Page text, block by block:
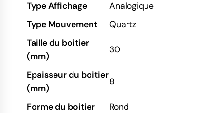
Type Affichage
Analogique
Type Mouvement
Quartz
Taille du boitier
(mm)
30
Epaisseur du boitier
(mm)
8
Forme du boitier
Rond